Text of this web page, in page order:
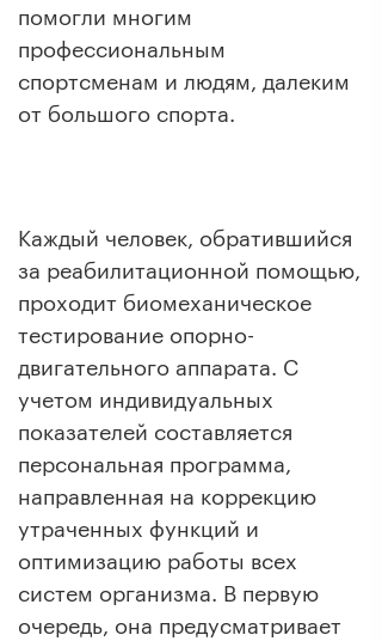
помогли многим
профессиональным
спортсменам и людям, далеким
от большого спорта.
Каждый человек, обратившийся
за реабилитационной помощью,
проходит биомеханическое
тестирование опорно-
двигательного аппарата. С
учетом индивидуальных
показателей составляется
персональная программа,
направленная на коррекцию
утраченных функций и
оптимизацию работы всех
систем организма. В первую
очередь, она предусматривает